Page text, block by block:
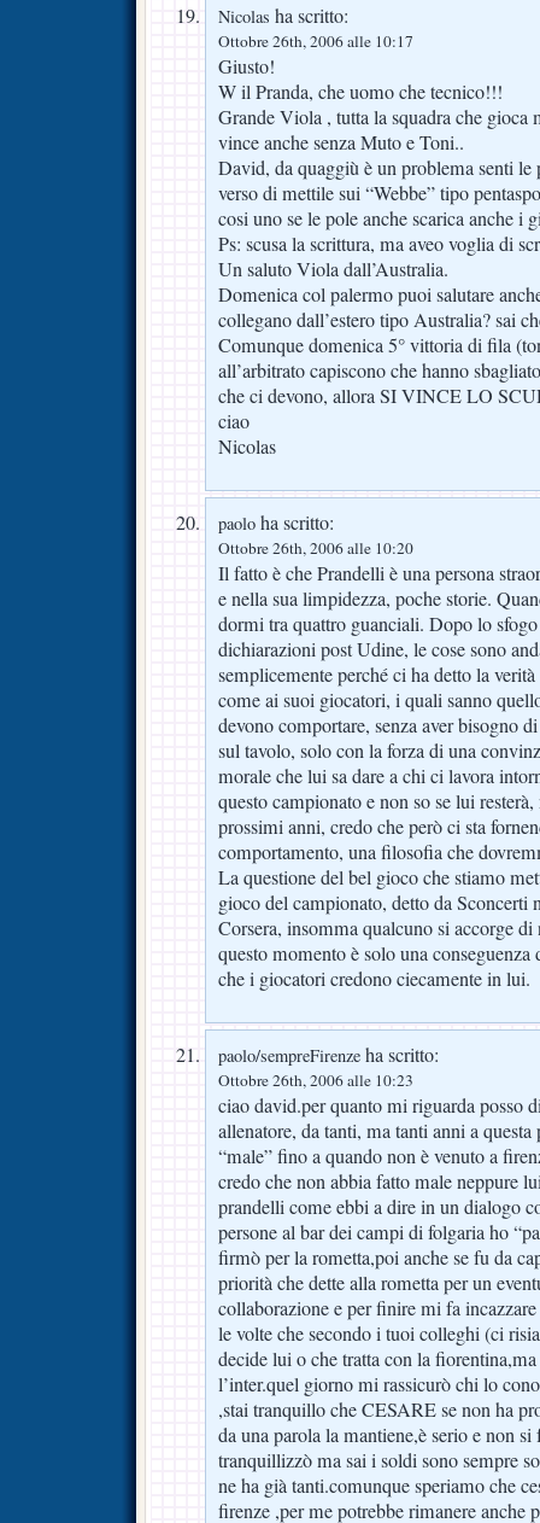
Nicolas ha scritto:
Ottobre 26th, 2006 alle 10:17
Giusto!
W il Pranda, che uomo che tecnico!!!
Grande Viola , tutta la squadra che
vince anche senza Muto e Toni..
David, da quaggiù è un problema senti le
verso di mettile sui “Webbe” tipo
cosi uno se le pole anche scarica anche i
Ps: scusa la scrittura, ma aveo voglia di
Un saluto Viola dall’Australia.
Domenica col palermo puoi salutare
collegano dall’estero tipo Australia? sai
Comunque domenica 5° vittoria di fila
all’arbitrato capiscono che hanno
che ci devono, allora SI VINCE LO
ciao
Nicolas
paolo ha scritto:
Ottobre 26th, 2006 alle 10:20
Il fatto è che Prandelli è una persona
e nella sua limpidezza, poche storie.
dormi tra quattro guanciali. Dopo lo
dichiarazioni post Udine, le cose sono
semplicemente perché ci ha detto la
come ai suoi giocatori, i quali sanno
devono comportare, senza aver bisogno
sul tavolo, solo con la forza di una
morale che lui sa dare a chi ci lavora
questo campionato e non so se lui
prossimi anni, credo che però ci sta
comportamento, una filosofia che
La questione del bel gioco che stiamo
gioco del campionato, detto da Sconcerti
Corsera, insomma qualcuno si accorge
questo momento è solo una
che i giocatori credono ciecamente in lui.
paolo/sempreFirenze ha scritto:
Ottobre 26th, 2006 alle 10:23
ciao david.per quanto mi riguarda posso
allenatore, da tanti, ma tanti anni a
“male” fino a quando non è venuto a
credo che non abbia fatto male neppure
prandelli come ebbi a dire in un dialogo
persone al bar dei campi di folgaria ho
firmò per la rometta,poi anche se fu da
priorità che dette alla rometta per un
collaborazione e per finire mi fa
le volte che secondo i tuoi colleghi (ci
decide lui o che tratta con la
l’inter.quel giorno mi rassicurò chi lo
,stai tranquillo che CESARE se non ha
da una parola la mantiene,è serio e non
tranquillizzò ma sai i soldi sono sempre
ne ha già tanti.comunque speriamo che
firenze ,per me potrebbe rimanere anche